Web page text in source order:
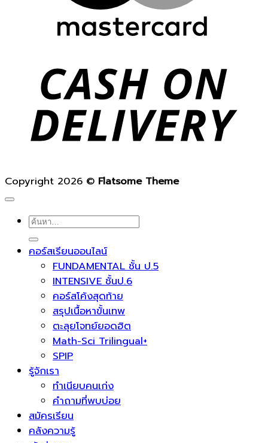
Copyright 2026 © Flatsome Theme
ค้นหา:
คอร์สเรียนออนไลน์
FUNDAMENTAL ชั้น ป.5
INTENSIVE ชั้นป.6
คอร์สโค้งสุดท้าย
สรุปเนื้อหาขั้นเทพ
ตะลุยโจทย์ยอดฮิต
Math-Sci Trilingual+
SPIP
รู้จักเรา
ทำเนียบคนเก่ง
คำถามที่พบบ่อย
สมัครเรียน
คลังความรู้